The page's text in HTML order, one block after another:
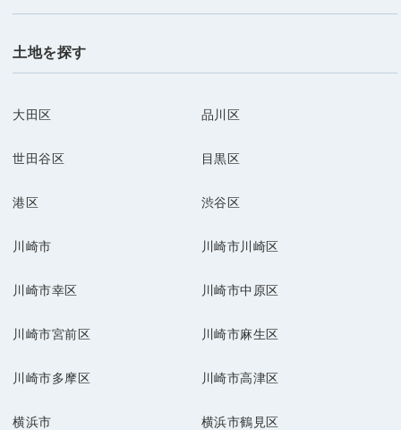
土地を探す
大田区 品川区
世田谷区 目黒区
港区 渋谷区
川崎市 川崎市川崎区
川崎市幸区 川崎市中原区
川崎市宮前区 川崎市麻生区
川崎市多摩区 川崎市高津区
横浜市 横浜市鶴見区